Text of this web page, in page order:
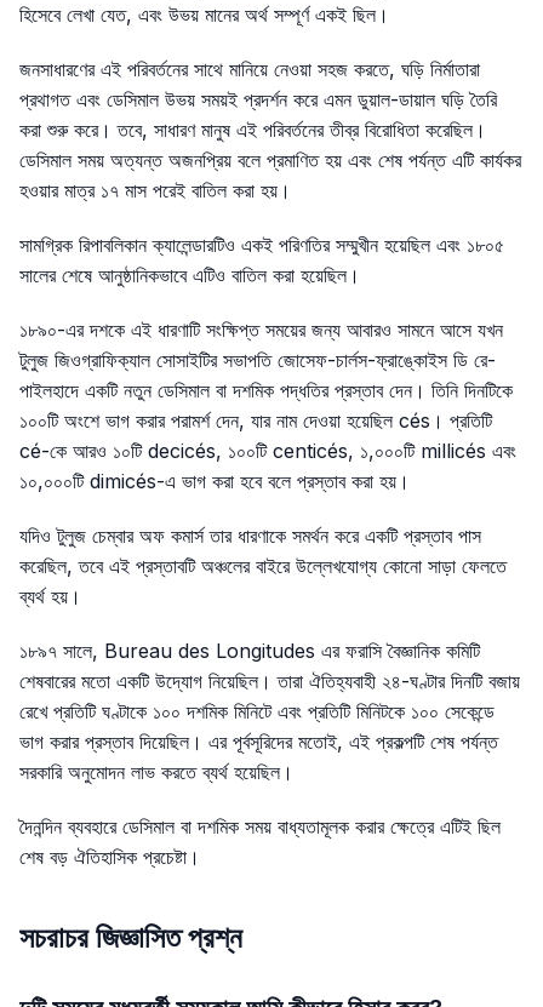
হিসেবে লেখা যেত, এবং উভয় মানের অর্থ সম্পূর্ণ একই ছিল।
জনসাধারণের এই পরিবর্তনের সাথে মানিয়ে নেওয়া সহজ করতে, ঘড়ি নির্মাতারা
প্রথাগত এবং ডেসিমাল উভয় সময়ই প্রদর্শন করে এমন ডুয়াল-ডায়াল ঘড়ি তৈরি
করা শুরু করে। তবে, সাধারণ মানুষ এই পরিবর্তনের তীব্র বিরোধিতা করেছিল।
ডেসিমাল সময় অত্যন্ত অজনপ্রিয় বলে প্রমাণিত হয় এবং শেষ পর্যন্ত এটি কার্যকর
হওয়ার মাত্র ১৭ মাস পরেই বাতিল করা হয়।
সামগ্রিক রিপাবলিকান ক্যালেন্ডারটিও একই পরিণতির সম্মুখীন হয়েছিল এবং ১৮০৫
সালের শেষে আনুষ্ঠানিকভাবে এটিও বাতিল করা হয়েছিল।
১৮৯০-এর দশকে এই ধারণাটি সংক্ষিপ্ত সময়ের জন্য আবারও সামনে আসে যখন
টুলুজ জিওগ্রাফিক্যাল সোসাইটির সভাপতি জোসেফ-চার্লস-ফ্রাঙ্কোইস ডি রে-
পাইলহাদে একটি নতুন ডেসিমাল বা দশমিক পদ্ধতির প্রস্তাব দেন। তিনি দিনটিকে
১০০টি অংশে ভাগ করার পরামর্শ দেন, যার নাম দেওয়া হয়েছিল cés । প্রতিটি
cé-কে আরও ১০টি decicés, ১০০টি centicés, ১,০০০টি millicés এবং
১০,০০০টি dimicés-এ ভাগ করা হবে বলে প্রস্তাব করা হয়।
যদিও টুলুজ চেম্বার অফ কমার্স তার ধারণাকে সমর্থন করে একটি প্রস্তাব পাস
করেছিল, তবে এই প্রস্তাবটি অঞ্চলের বাইরে উল্লেখযোগ্য কোনো সাড়া ফেলতে
ব্যর্থ হয়।
১৮৯৭ সালে, Bureau des Longitudes এর ফরাসি বৈজ্ঞানিক কমিটি
শেষবারের মতো একটি উদ্যোগ নিয়েছিল। তারা ঐতিহ্যবাহী ২৪-ঘণ্টার দিনটি বজায়
রেখে প্রতিটি ঘণ্টাকে ১০০ দশমিক মিনিটে এবং প্রতিটি মিনিটকে ১০০ সেকেন্ডে
ভাগ করার প্রস্তাব দিয়েছিল। এর পূর্বসূরিদের মতোই, এই প্রকল্পটি শেষ পর্যন্ত
সরকারি অনুমোদন লাভ করতে ব্যর্থ হয়েছিল।
দৈনন্দিন ব্যবহারে ডেসিমাল বা দশমিক সময় বাধ্যতামূলক করার ক্ষেত্রে এটিই ছিল
শেষ বড় ঐতিহাসিক প্রচেষ্টা।
সচরাচর জিজ্ঞাসিত প্রশ্ন